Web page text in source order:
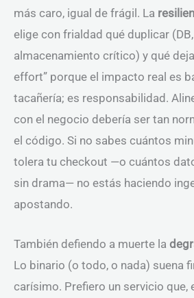
más caro, igual de frágil. La
elige con frialdad qué duplicar
almacenamiento crítico) y qué
effort” porque el impacto real es
tacañería; es responsabilidad.
con el negocio debería ser tan
el código. Si no sabes cuántos
tolera tu checkout —o cuántos
sin drama— no estás haciendo
apostando.
También defiendo a muerte la
Lo binario (o todo, o nada) suena
carísimo. Prefiero un servicio que,